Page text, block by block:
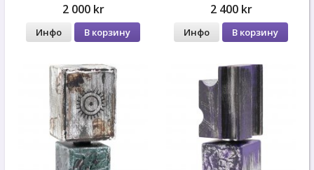
2 000 kr
Инфо В корзину
2 400 kr
Инфо В корзину